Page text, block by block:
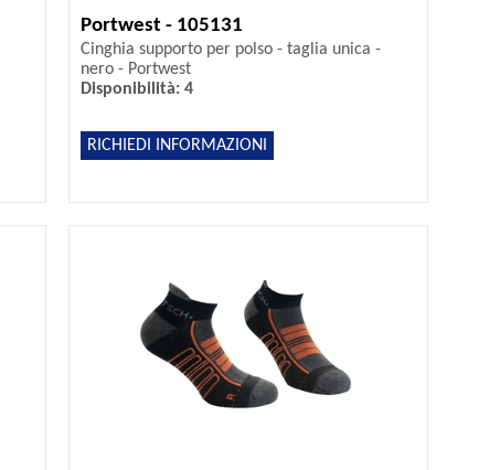
Portwest - 105131
Cinghia supporto per polso - taglia unica -
nero - Portwest
Disponibilità: 4
RICHIEDI INFORMAZIONI